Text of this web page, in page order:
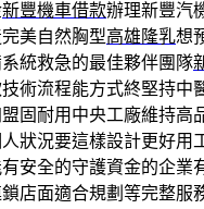
新豐機車借款辦理新豐汽
美自然胸型高雄隆乳想
統救急的最佳夥伴團隊
術流程能方式終堅持中
固耐用中央工廠維持高
狀況要這樣設計更好用
安全的守護資金的企業
店面適合規劃等完整服